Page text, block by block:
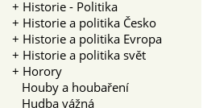
+ Historie - Politika
+ Historie a politika Česko
+ Historie a politika Evropa
+ Historie a politika svět
+ Horory
Houby a houbaření
Hudba vážná